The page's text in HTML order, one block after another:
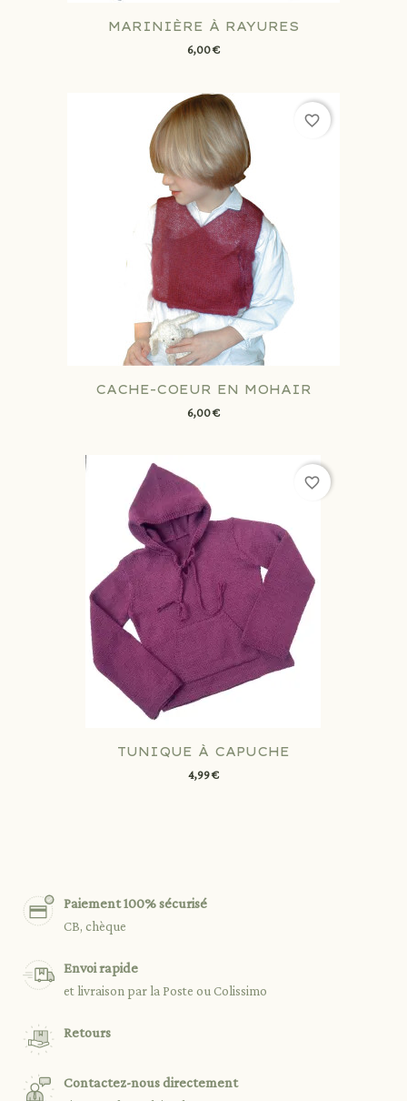
MARINIÈRE À RAYURES
6,00 €
CACHE-COEUR EN MOHAIR
6,00 €
favorite_border
TUNIQUE À CAPUCHE
4,99 €
favorite_border
Paiement 100% sécurisé
CB, chèque
Envoi rapide
et livraison par la Poste ou Colissimo
Retours
Contactez-nous directement